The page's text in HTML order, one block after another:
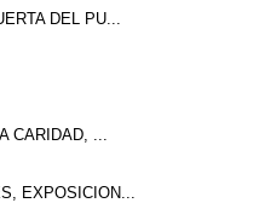
DEL PU...
CARIDAD, ...
EXPOSICION...